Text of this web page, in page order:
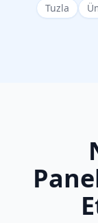
Tuzla